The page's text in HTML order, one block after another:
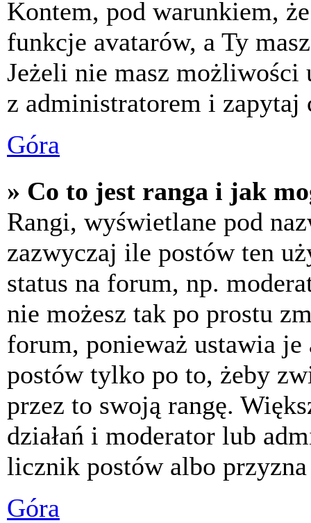
Kontem, pod warunkiem,
funkcje avatarów, a Ty
Jeżeli nie masz możliwości
z administratorem i zapytaj
Góra
» Co to jest ranga i jak
Rangi, wyświetlane pod
zazwyczaj ile postów ten
status na forum, np.
nie możesz tak po prostu
forum, ponieważ ustawia
postów tylko po to, żeby
przez to swoją rangę.
działań i moderator lub
licznik postów albo
Góra